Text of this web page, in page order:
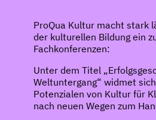
ProQua Kultur macht stark
der kulturellen Bildung ein
Fachkonferenzen:
Unter dem Titel
Weltuntergang“ widmet
Potenzialen von Kultur für
nach neuen Wegen zum